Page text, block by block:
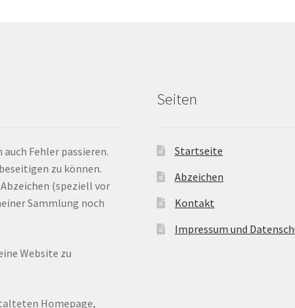
Fehler passieren.
zu können.
(speziell vor
Sammlung noch
Website zu
Homepage,
Seiten
Startseite
Abzeichen
Kontakt
Impressum und